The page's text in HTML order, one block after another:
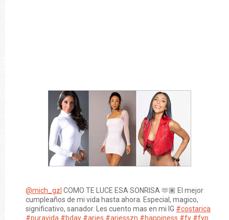
@mich_gzl COMO TE LUCE ESA SONRISA 🫶🏽 El mejor
cumpleaños de mi vida hasta ahora. Especial, magico,
significativo, sanador. Les cuento mas en mi IG #costarica
#puravida #bday #aries #ariesszn #happiness #fy #fyp